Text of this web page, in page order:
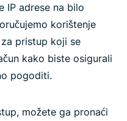
IP adrese na bilo
korištenje
pristup koji se
kako biste osigurali
pogoditi.
možete ga pronaći